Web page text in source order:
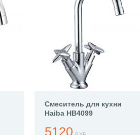
Смеситель для кухни
Haiba HB4099
5120